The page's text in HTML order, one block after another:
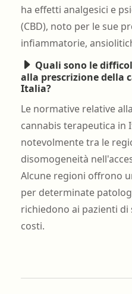
ha effetti analgesici e
(CBD), noto per le sue
infiammatorie,
Quali sono le
alla prescrizione della
Italia?
Le normative relative
cannabis terapeutica in
notevolmente tra le
disomogeneità
Alcune regioni offrono
per determinate
richiedono ai pazienti
costi.